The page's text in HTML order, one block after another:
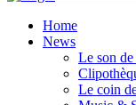
Home
News
Le son de
Le coin